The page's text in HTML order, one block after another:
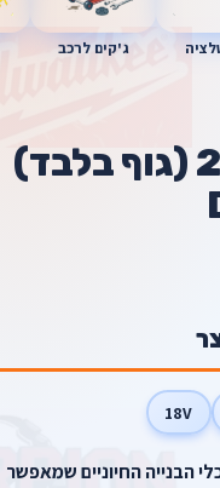
ג'קים לרכב
מסור חרב דיוולט 20V (גוף בלבד)
18V
הבנייה החיוניים שמאפשר